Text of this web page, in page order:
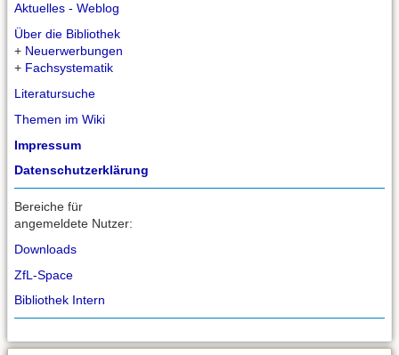
Aktuelles - Weblog
Über die Bibliothek
+ Neuerwerbungen
+ Fachsystematik
Literatursuche
Themen im Wiki
Impressum
Datenschutzerklärung
Bereiche für
angemeldete Nutzer:
Downloads
ZfL-Space
Bibliothek Intern